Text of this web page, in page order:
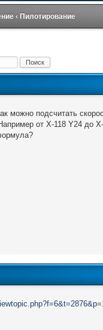
‹ Пилотирование
можно подсчитать
от X-118 Y24 до